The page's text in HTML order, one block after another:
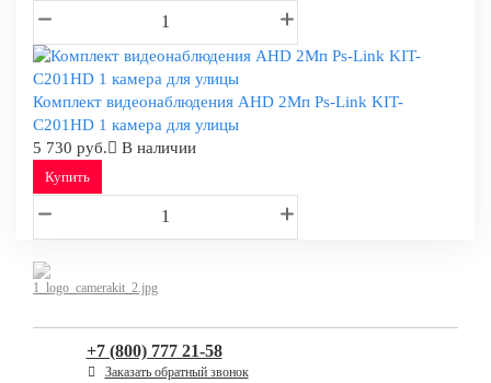
Комплект видеонаблюдения AHD 2Мп Ps-Link KIT-
C201HD 1 камера для улицы
5 730 руб.
В наличии
Купить
+7 (800) 777 21-58
Заказать обратный звонок